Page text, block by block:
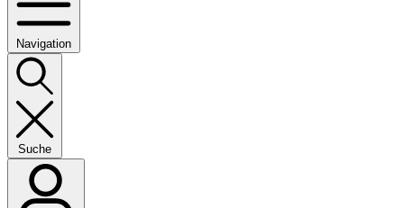
Navigation
Suche